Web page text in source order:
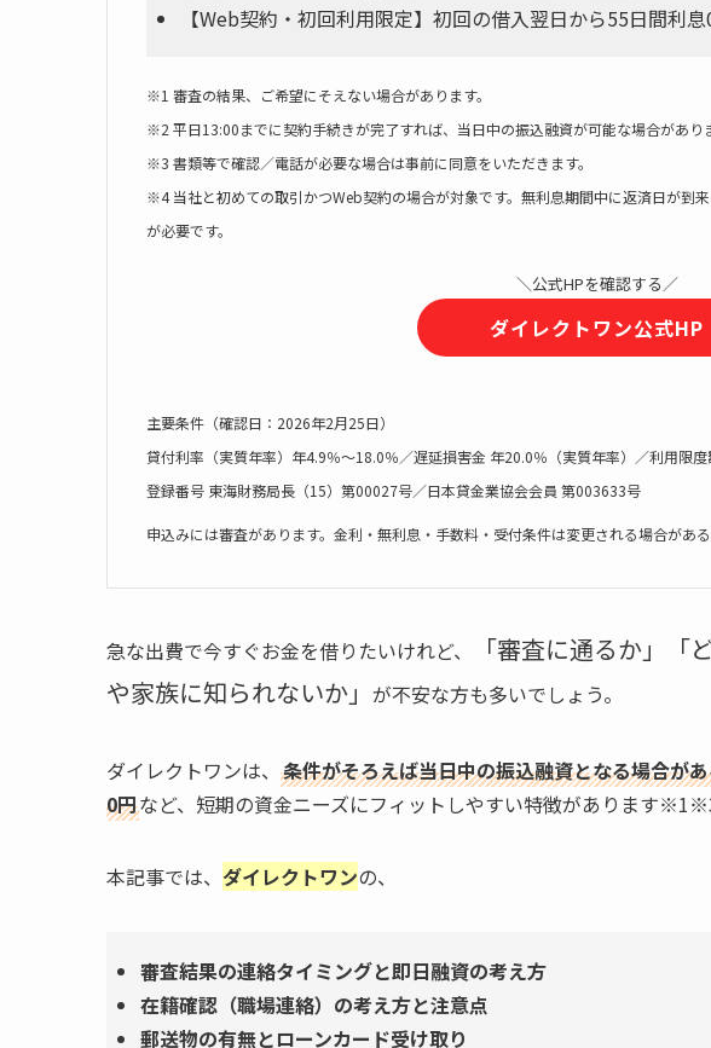
【Web契約・初回利用限定】初回の借入翌日から55日間利
※1 審査の結果、ご希望にそえない場合があります。
※2 平日13:00までに契約手続きが完了すれば、当日中の振込融資が可能な場合があり
※3 書類等で確認／電話が必要な場合は事前に同意をいただきます。
※4 当社と初めての取引かつWeb契約の場合が対象です。無利息期間中に返済日が到
が必要です。
＼公式HPを確認する／
ダイレクトワン公式HP
主要条件（確認日：2026年2月25日）
貸付利率（実質年率）年4.9％〜18.0％／遅延損害金 年20.0％（実質年率）／利用限
登録番号 東海財務局長（15）第00027号／日本貸金業協会会員 第003633号
申込みには審査があります。金利・無利息・手数料・受付条件は変更される場合があ
急な出費で今すぐお金を借りたいけれど、
「審査に通るか」
や家族に知られないか」 が不安な方も多いでしょう。
ダイレクトワンは、 条件がそろえば当日中の振込融資となる場合が
0円など、短期の資金ニーズにフィットしやすい特徴があります
本記事では、 ダイレクトワンの、
審査結果の連絡タイミングと即日融資の考え方
在籍確認（職場連絡）の考え方と注意点
郵送物の有無とローンカード受け取り